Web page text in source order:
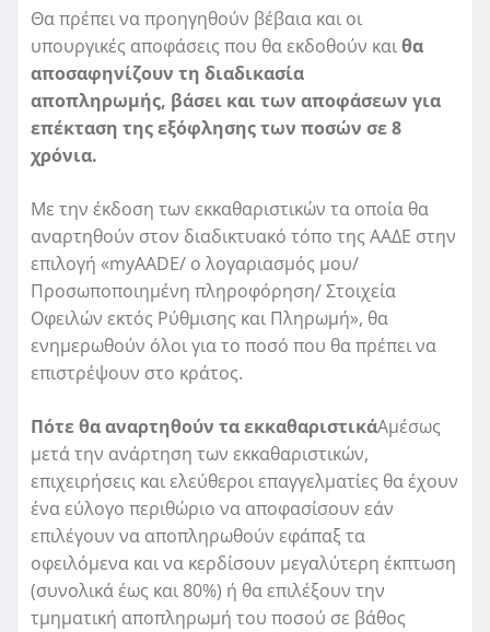
Θα πρέπει να προηγηθούν βέβαια και οι
υπουργικές αποφάσεις που θα εκδοθούν καιθα
αποσαφηνίζουν τη διαδικασία
αποπληρωμής, βάσει και των αποφάσεων για
επέκταση της εξόφλησης των ποσών σε 8
χρόνια.
Με την έκδοση των εκκαθαριστικών τα οποία θα
αναρτηθούν στον διαδικτυακό τόπο της ΑΑΔΕ στην
επιλογή «myAADE/ ο λογαριασμός μου/
Προσωποποιημένη πληροφόρηση/ Στοιχεία
Οφειλών εκτός Ρύθμισης και Πληρωμή», θα
ενημερωθούν όλοι για το ποσό που θα πρέπει να
επιστρέψουν στο κράτος.
Πότε θα αναρτηθούν τα εκκαθαριστικάΑμέσως
μετά την ανάρτηση των εκκαθαριστικών,
επιχειρήσεις και ελεύθεροι επαγγελματίες θα έχουν
ένα εύλογο περιθώριο να αποφασίσουν εάν
επιλέγουν να αποπληρωθούν εφάπαξ τα
οφειλόμενα και να κερδίσουν μεγαλύτερη έκπτωση
(συνολικά έως και 80%) ή θα επιλέξουν την
τμηματική αποπληρωμή του ποσού σε βάθος